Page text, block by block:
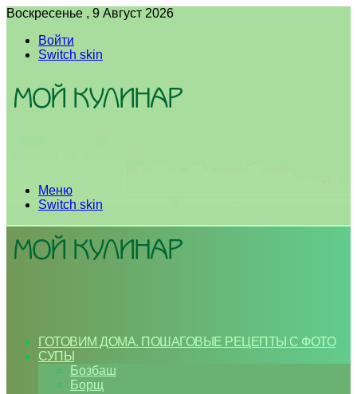
Воскресенье , 9 Август 2026
Войти
Switch skin
Меню
Switch skin
ГОТОВИМ ДОМА. ПОШАГОВЫЕ РЕЦЕПТЫ С ФОТО
СУПЫ
Бозбаш
Борщ